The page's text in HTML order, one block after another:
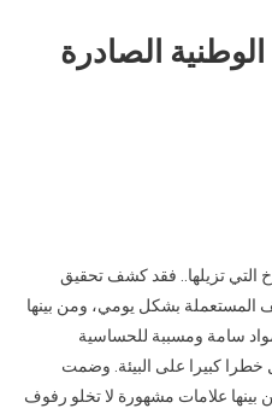
الصادرة
التي تزيلها.. فقد كشف تحقيق
المستعملة بشكل يومي، ومن بينها
سامة ومسببة للحساسية
كبيرا على البيئة. وضمت
بينها علامات مشهورة لا تخلو رفوف